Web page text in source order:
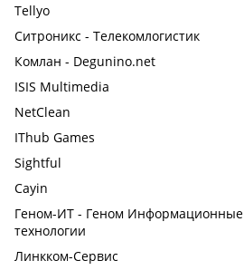
Tellyo
Ситроникс - Телекомлогистик
Комлан - Degunino.net
ISIS Multimedia
NetClean
IThub Games
Sightful
Cayin
Геном-ИТ - Геном Информационные
технологии
Линкком-Сервис